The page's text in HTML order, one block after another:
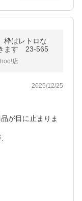
はレトロな
ます 23-565
店
2025/12/25
が目に止まりま